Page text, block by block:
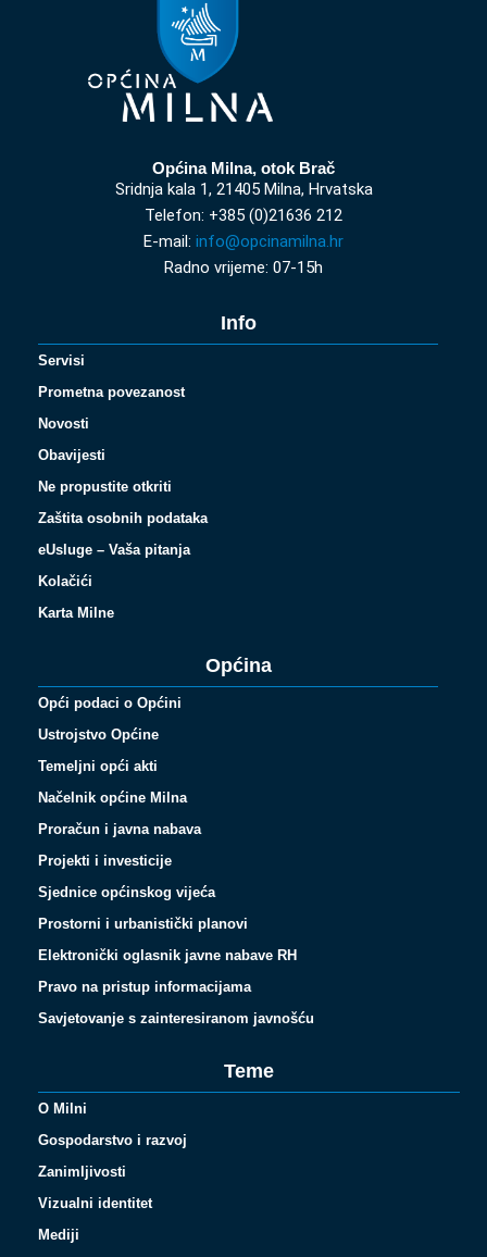
Općina Milna, otok Brač
Sridnja kala 1, 21405 Milna, Hrvatska
Telefon: +385 (0)21636 212
E-mail: info@opcinamilna.hr
Radno vrijeme: 07-15h
Info
Servisi
Prometna povezanost
Novosti
Obavijesti
Ne propustite otkriti
Zaštita osobnih podataka
eUsluge – Vaša pitanja
Kolačići
Karta Milne
Općina
Opći podaci o Općini
Ustrojstvo Općine
Temeljni opći akti
Načelnik općine Milna
Proračun i javna nabava
Projekti i investicije
Sjednice općinskog vijeća
Prostorni i urbanistički planovi
Elektronički oglasnik javne nabave RH
Pravo na pristup informacijama
Savjetovanje s zainteresiranom javnošću
Teme
O Milni
Gospodarstvo i razvoj
Zanimljivosti
Vizualni identitet
Mediji